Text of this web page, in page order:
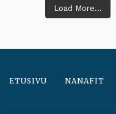
Load More...
ETUSIVU NANAFIT